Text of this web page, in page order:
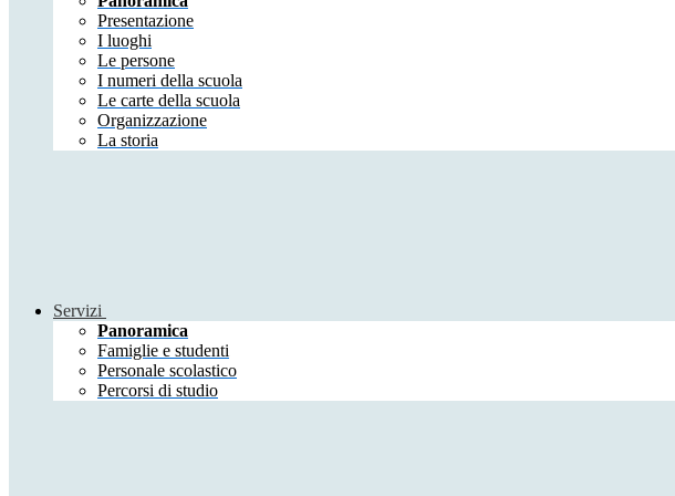
Presentazione
I luoghi
Le persone
I numeri della scuola
Le carte della scuola
Organizzazione
La storia
Servizi
Panoramica
Famiglie e studenti
Personale scolastico
Percorsi di studio